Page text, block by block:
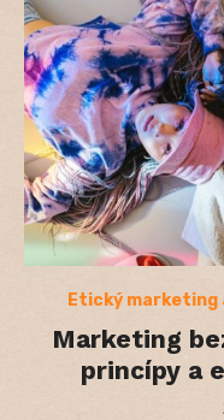
Etický marketing
Marketing
princípy a